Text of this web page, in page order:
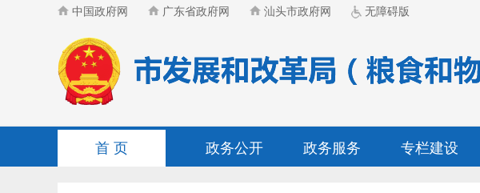
中国政府网 广东省政府网 汕头市政府网 无障碍版
首 页 政务公开 政务服务 专栏建设